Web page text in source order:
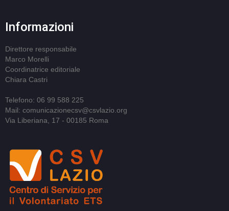
Informazioni
Direttore responsabile
Marco Morelli
Coordinatrice editoriale
Chiara Castri
Telefono: 06 99 588 225
Mail: comunicazionecsv@csvlazio.org
Via Liberiana, 17 - 00185 Roma